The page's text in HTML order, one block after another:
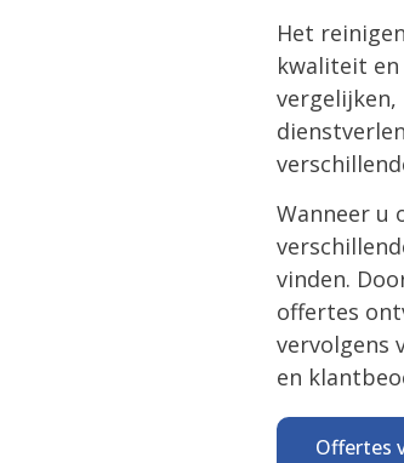
Het
kwaliteit en
Wanneer u
vinden.
offertes
vervolgens
en
Offertes